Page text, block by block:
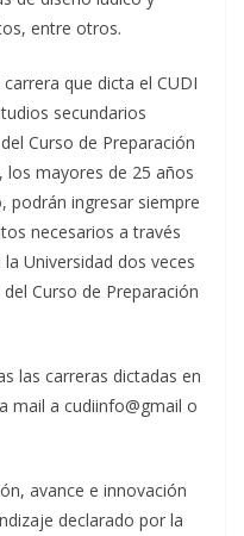
entre otros.
que dicta el CUDI
secundarios
Curso de Preparación
los mayores de 25 años
podrán ingresar siempre
necesarios a través
Universidad dos veces
Curso de Preparación
las carreras dictadas en
mail a cudiinfo@gmail o
avance e innovación
declarado por la